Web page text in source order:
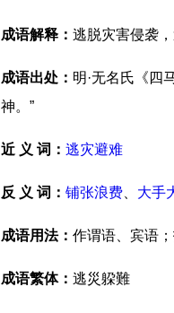
成语解释： 逃脱灾害侵袭
成语出处： 明·无名氏《四
神。”
近 义 词： 逃灾避难
反 义 词： 铺张浪费 大手
成语用法： 作谓语、宾语
成语繁体： 逃災躱難